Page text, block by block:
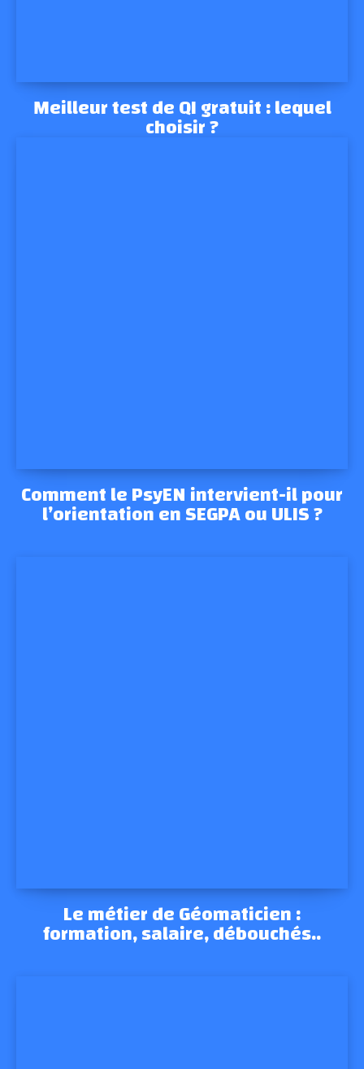
Meilleur test de QI gratuit : lequel
choisir ?
Comment le PsyEN intervient-il pour
l’orientation en SEGPA ou ULIS ?
Le métier de Géomaticien :
formation, salaire, débouchés..